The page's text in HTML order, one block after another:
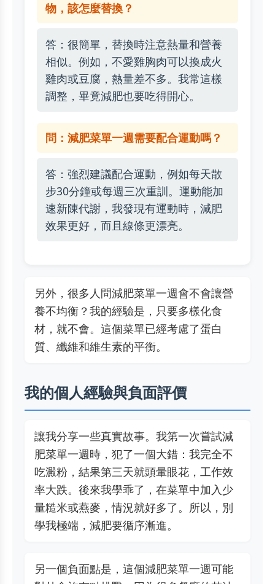
物，該怎麼替換？
答：很簡單，替換時注意熱量和營養
相似。例如，不愛雞胸肉可以換成火
雞肉或豆腐，熱量差不多。我常這樣
調整，畢竟減肥也要吃得開心。
問：減肥菜單一週需要配合運動嗎？
答：強烈建議配合運動，例如每天散
步30分鐘或每週三次重訓。運動能加
速新陳代謝，我發現有運動時，減肥
效果更好，而且線條更漂亮。
另外，很多人問減肥菜單一週會不會讓營
養不均衡？我的經驗是，只要多樣化食
材，就不會。這個菜單已經考慮了蛋白
質、纖維和維生素的平衡。
我的個人經驗與負面評價
讓我分享一些真實故事。我第一次嘗試減
肥菜單一週時，犯了一個大錯：我完全不
吃澱粉，結果第三天就頭暈眼花，工作效
率大跌。後來我學乖了，在菜單中加入少
量糙米或燕麥，情況就好多了。所以，別
學我極端，減肥要循序漸進。
另一個負面點是，這個減肥菜單一週可能